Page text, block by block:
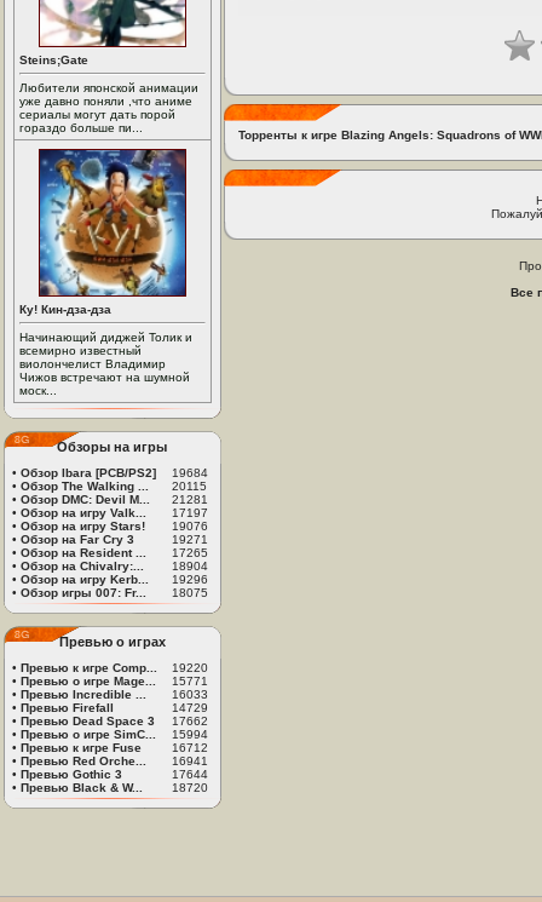
Steins;Gate
Любители японской анимации
уже давно поняли ,что аниме
сериалы могут дать порой
гораздо больше пи...
Ку! Кин-дза-дза
Начинающий диджей Толик и
всемирно известный
виолончелист Владимир
Чижов встречают на шумной
моск...
Обзоры на игры
• Обзор Ibara [PCB/PS2]
19684
• Обзор The Walking ...
20115
• Обзор DMC: Devil M...
21281
• Обзор на игру Valk...
17197
• Обзор на игру Stars!
19076
• Обзор на Far Cry 3
19271
• Обзор на Resident ...
17265
• Обзор на Chivalry:...
18904
• Обзор на игру Kerb...
19296
• Обзор игры 007: Fr... 18075
Превью о играх
• Превью к игре Comp...
19220
• Превью о игре Mage...
15771
• Превью Incredible ...
16033
• Превью Firefall
14729
• Превью Dead Space 3
17662
• Превью о игре SimC...
15994
• Превью к игре Fuse
16712
• Превью Red Orche...
16941
• Превью Gothic 3
17644
• Превью Black & W... 18720
Торренты к игре Blazing Angels: Squadrons of
Все